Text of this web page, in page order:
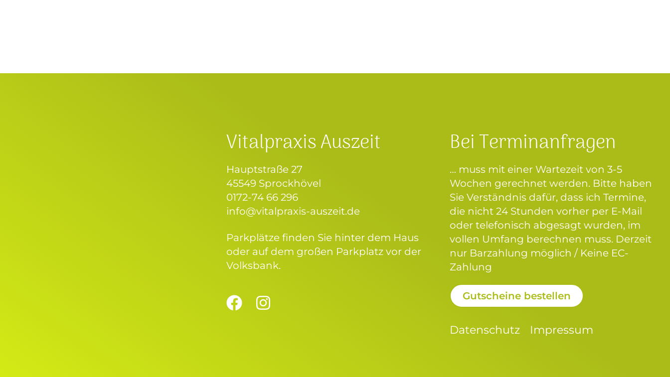
Vitalpraxis Auszeit
Hauptstraße 27
45549 Sprockhövel
0172-74 66 296
info@vitalpraxis-auszeit.de
Parkplätze finden Sie hinter dem Haus
oder auf dem großen Parkplatz vor der
Volksbank.
Bei Terminanfragen
… muss mit einer Wartezeit von 3-5
Wochen gerechnet werden. Bitte haben
Sie Verständnis dafür, dass ich Termine,
die nicht 24 Stunden vorher per E-Mail
oder telefonisch abgesagt wurden, im
vollen Umfang berechnen muss. Derzeit
nur Barzahlung möglich / Keine EC-
Zahlung
Gutscheine bestellen
Datenschutz Impressum